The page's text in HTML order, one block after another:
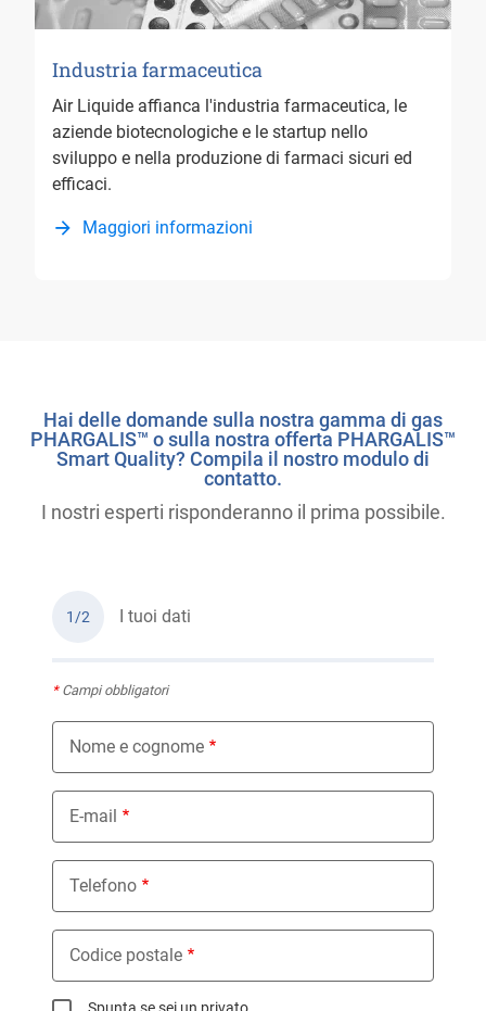
Industria farmaceutica
Air Liquide affianca l'industria farmaceutica, le
aziende biotecnologiche e le startup nello
sviluppo e nella produzione di farmaci sicuri ed
efficaci.
Maggiori informazioni
Hai delle domande sulla nostra gamma di gas
PHARGALIS™ o sulla nostra offerta PHARGALIS™
Smart Quality? Compila il nostro modulo di
contatto.
I nostri esperti risponderanno il prima possibile.
1/2 I tuoi dati
*Campi obbligatori
Nome e cognome
E-mail
Telefono
Codice postale